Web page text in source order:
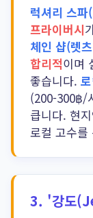
럭셔리 스
프라이버시
체인 샵(렛
합리적이며
좋습니다.
(200-300฿/
큽니다. 현
로컬 고수를
3. '강도